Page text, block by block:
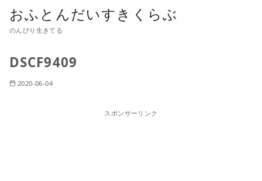
おふとんだいすきくらぶ
のんびり生きてる
DSCF9409
2020-06-04
スポンサーリンク